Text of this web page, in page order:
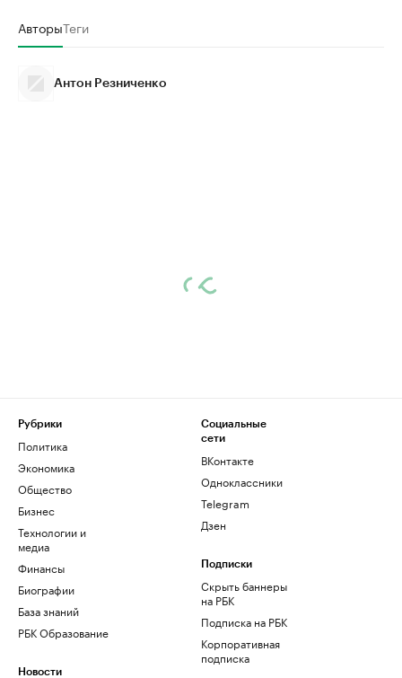
АвторыТеги
Антон Резниченко
Рубрики
Политика
Экономика
Общество
Бизнес
Технологии и
медиа
Финансы
Биографии
База знаний
РБК Образование
Новости
Социальные
сети
ВКонтакте
Одноклассники
Telegram
Дзен
Подписки
Скрыть баннеры
на РБК
Подписка на РБК
Корпоративная
подписка